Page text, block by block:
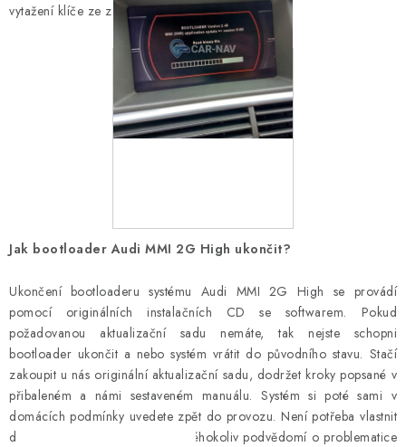
Podmínky ochrany osobních údajů
Obchodní podmínky
Moje objednávka
Kontakty Blog
vytažení klíče ze zapalování.
Jak bootloader Audi MMI 2G High ukončit?
Ukončení bootloaderu systému Audi MMI 2G High se provádí
pomocí originálních instalačních CD se softwarem. Pokud
požadovanou aktualizační sadu nemáte, tak nejste schopni
bootloader ukončit a nebo systém vrátit do původního stavu. Stačí
zakoupit u nás originální aktualizační sadu, dodržet kroky popsané v
přibaleném a námi sestaveném manuálu. Systém si poté sami v
domácích podmínky uvedete zpět do provozu. Není potřeba vlastnit
diagnostické vybavení, či mít jakéhokoliv podvědomí o problematice